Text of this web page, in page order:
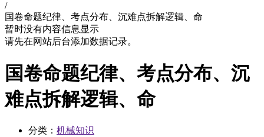
/
国卷命题纪律、考点分布、沉难点拆解逻辑、命
暂时没有内容信息显示
请先在网站后台添加数据记录。
国卷命题纪律、考点分布、沉
难点拆解逻辑、命
分类： 机械知识